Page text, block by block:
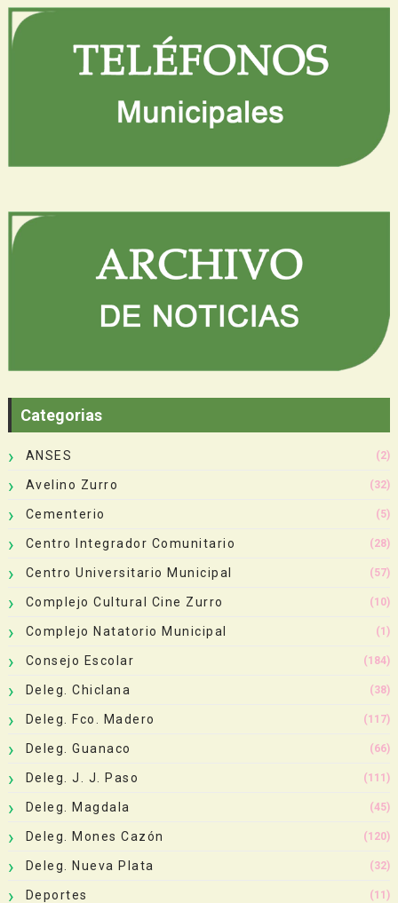
Categorias
ANSES (2)
Avelino Zurro (32)
Cementerio (5)
Centro Integrador Comunitario (28)
Centro Universitario Municipal (57)
Complejo Cultural Cine Zurro (10)
Complejo Natatorio Municipal (1)
Consejo Escolar (184)
Deleg. Chiclana (38)
Deleg. Fco. Madero (117)
Deleg. Guanaco (66)
Deleg. J. J. Paso (111)
Deleg. Magdala (45)
Deleg. Mones Cazón (120)
Deleg. Nueva Plata (32)
Deportes (11)